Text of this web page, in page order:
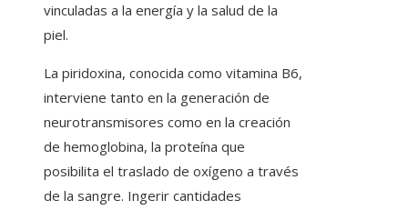
vinculadas a la energía y la salud de la
piel.
La piridoxina, conocida como vitamina B6,
interviene tanto en la generación de
neurotransmisores como en la creación
de hemoglobina, la proteína que
posibilita el traslado de oxígeno a través
de la sangre. Ingerir cantidades